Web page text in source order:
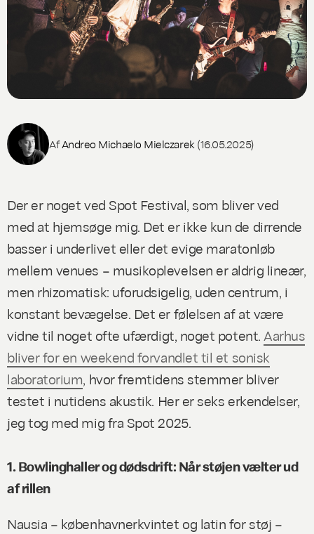
AfAndreo Michaelo Mielczarek(16.05.2025)
Der er noget ved Spot Festival, som bliver ved
med at hjemsøge mig. Det er ikke kun de dirrende
basser i underlivet eller det evige maratonløb
mellem venues – musikoplevelsen er aldrig lineær,
men rhizomatisk: uforudsigelig, uden centrum, i
konstant bevægelse. Det er følelsen af at være
vidne til noget ofte ufærdigt, noget potent. Aarhus
bliver for en weekend forvandlet til et sonisk
laboratorium, hvor fremtidens stemmer bliver
testet i nutidens akustik. Her er seks erkendelser,
jeg tog med mig fra Spot 2025.
1. Bowlinghaller og dødsdrift: Når støjen vælter ud
af rillen
Nausia – københavnerkvintet og latin for støj –